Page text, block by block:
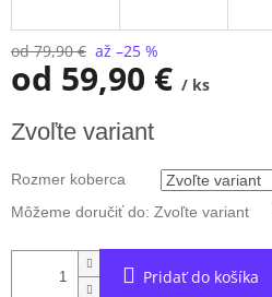
od 79,90 € až –25 %
od 59,90 € / ks
cena:
Zvoľte variant
Rozmer koberca
Môžeme doručiť do: Zvoľte variant
Pridať do košíka